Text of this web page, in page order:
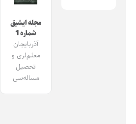
مجله ایشیق
شماره 1
آذربایجان
معلم‌لری و
تحصیل
مساله‌سی